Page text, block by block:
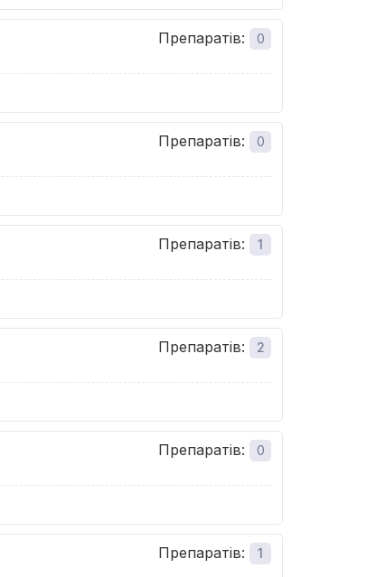
Препаратів: 0
Препаратів: 0
Препаратів: 1
Препаратів: 2
Препаратів: 0
Препаратів: 1